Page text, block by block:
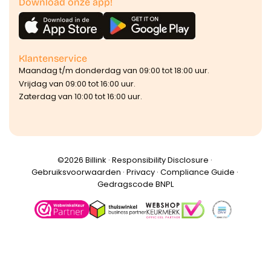
Klantenservice
Maandag t/m donderdag van 09:00 tot 18:00 uur.
Vrijdag van 09:00 tot 16:00 uur.
Zaterdag van 10:00 tot 16:00 uur.
©️2026 Billink · Responsibility Disclosure ·
Gebruiksvoorwaarden · Privacy· Compliance Guide ·
Gedragscode BNPL